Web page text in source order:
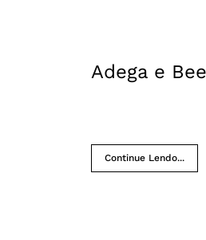
Adega e
Continue Lendo...